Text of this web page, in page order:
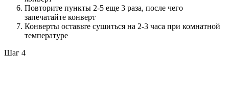
Повторите пункты 2-5 еще 3 раза, после чего
запечатайте конверт
Конверты оставьте сушиться на 2-3 часа при комнатной
температуре
Шаг 4